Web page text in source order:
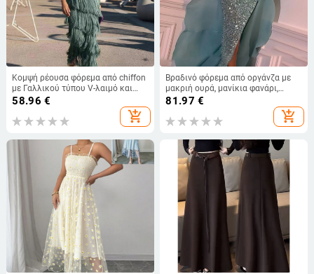
Κομψή ρέουσα φόρεμα από chiffon
με Γαλλικού τύπου V-λαιμό και
μακριά μανίκια, μαξι φόρεμα
πολυεστέρας 81–90%, Στυλ:
2025
58.96 €
add_shopping_cart
Βραδινό φόρεμα από οργάνζα με
μακριή ουρά, μανίκια φανάρι,
μακριά φούστα — Άνοιξη 2024
81.97 €
add_shopping_cart